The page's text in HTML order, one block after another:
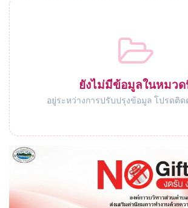
ยังไม่มีข้อมูลในหมว
อยู่ระหว่างการปรับปรุงข้อมูล โปรดติด